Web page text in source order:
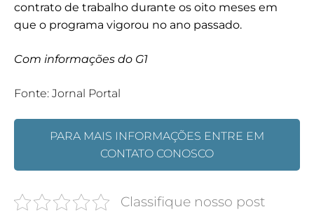
contrato de trabalho durante os oito meses em
que o programa vigorou no ano passado.
Com informações do G1
Fonte: Jornal Portal
PARA MAIS INFORMAÇÕES ENTRE EM
CONTATO CONOSCO
Classifique nosso post